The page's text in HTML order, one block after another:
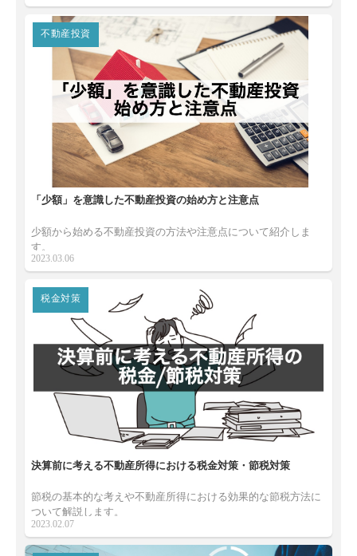
不動産投資
「少額」を意識した不動産投資の始め方と注意点
少額から始める不動産投資の方法や注意点について紹介しま
す。
2023.03.06
税金対策
決算前に考える不動産所得における税金対策・節税対策
節税の基本的な考えや不動産所得における効果的な節税方法に
ついて解説します。
2023.02.07